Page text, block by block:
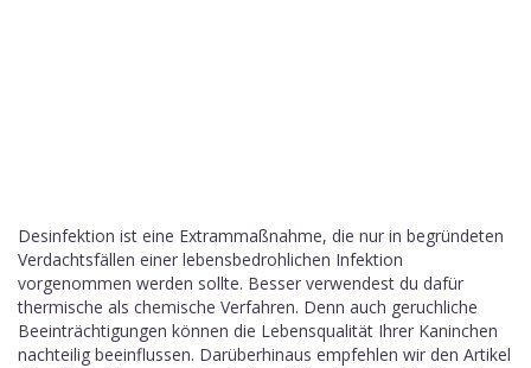
Desinfektion ist eine Extrammaßnahme, die nur in begründeten
Verdachtsfällen einer lebensbedrohlichen Infektion
vorgenommen werden sollte. Besser verwendest du dafür
thermische als chemische Verfahren. Denn auch geruchliche
Beeinträchtigungen können die Lebensqualität Ihrer Kaninchen
nachteilig beeinflussen. Darüberhinaus empfehlen wir den Artikel